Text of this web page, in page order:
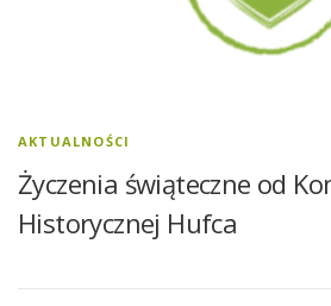
AKTUALNOŚCI
Życzenia świąteczne od
Historycznej Hufca